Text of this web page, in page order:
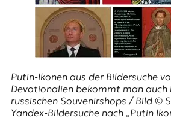
a
s
Putin-Ikonen aus der Bildersuche
Devotionalien bekommt man auch
russischen Souvenirshops / Bild ©
Yandex-Bildersuche nach „Putin